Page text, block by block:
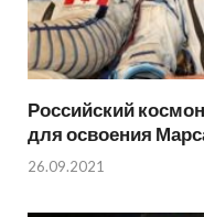
Российский
для освоения
26.09.2021